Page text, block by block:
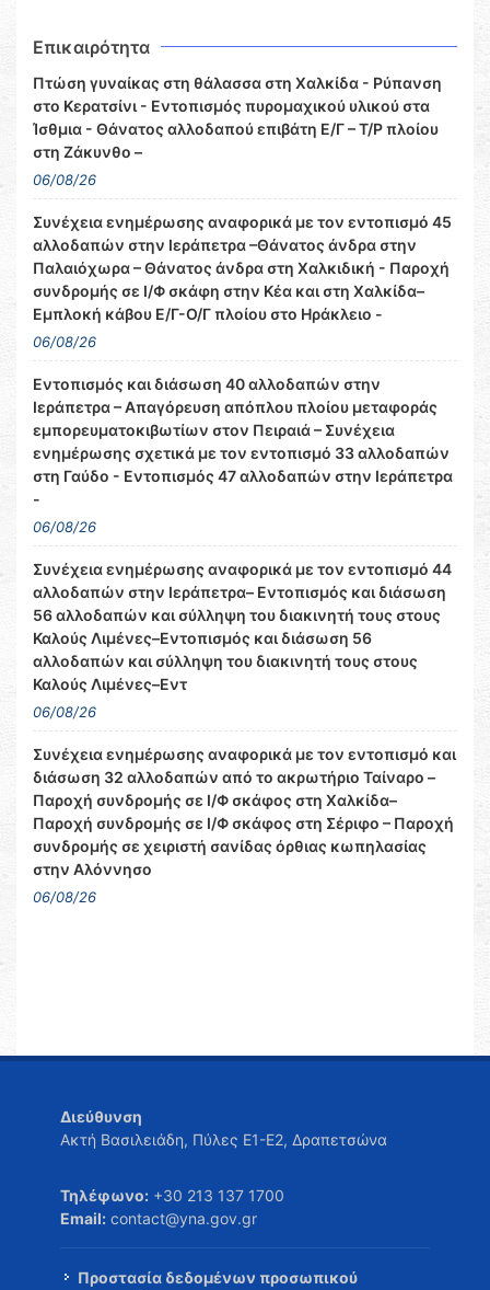
Επικαιρότητα
Πτώση γυναίκας στη θάλασσα στη Χαλκίδα - Ρύπανση
στο Κερατσίνι - Εντοπισμός πυρομαχικού υλικού στα
Ίσθμια - Θάνατος αλλοδαπού επιβάτη Ε/Γ – Τ/Ρ πλοίου
στη Ζάκυνθο –
06/08/26
Συνέχεια ενημέρωσης αναφορικά με τον εντοπισμό 45
αλλοδαπών στην Ιεράπετρα –Θάνατος άνδρα στην
Παλαιόχωρα – Θάνατος άνδρα στη Χαλκιδική - Παροχή
συνδρομής σε Ι/Φ σκάφη στην Κέα και στη Χαλκίδα–
Εμπλοκή κάβου Ε/Γ-Ο/Γ πλοίου στο Ηράκλειο -
06/08/26
Εντοπισμός και διάσωση 40 αλλοδαπών στην
Ιεράπετρα – Απαγόρευση απόπλου πλοίου μεταφοράς
εμπορευματοκιβωτίων στον Πειραιά – Συνέχεια
ενημέρωσης σχετικά με τον εντοπισμό 33 αλλοδαπών
στη Γαύδο - Εντοπισμός 47 αλλοδαπών στην Ιεράπετρα
-
06/08/26
Συνέχεια ενημέρωσης αναφορικά με τον εντοπισμό 44
αλλοδαπών στην Ιεράπετρα– Εντοπισμός και διάσωση
56 αλλοδαπών και σύλληψη του διακινητή τους στους
Καλούς Λιμένες–Εντοπισμός και διάσωση 56
αλλοδαπών και σύλληψη του διακινητή τους στους
Καλούς Λιμένες–Εντ
06/08/26
Συνέχεια ενημέρωσης αναφορικά με τον εντοπισμό και
διάσωση 32 αλλοδαπών από το ακρωτήριο Ταίναρο –
Παροχή συνδρομής σε Ι/Φ σκάφος στη Χαλκίδα–
Παροχή συνδρομής σε Ι/Φ σκάφος στη Σέριφο – Παροχή
συνδρομής σε χειριστή σανίδας όρθιας κωπηλασίας
στην Αλόννησο
06/08/26
Διεύθυνση
Ακτή Βασιλειάδη, Πύλες Ε1-Ε2, Δραπετσώνα
Τηλέφωνο: +30 213 137 1700
Email: contact@yna.gov.gr
Προστασία δεδομένων προσωπικού